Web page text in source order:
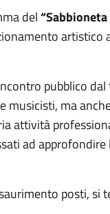
del
artistico
pubblico
musicisti, ma
attività
ad
posti, si